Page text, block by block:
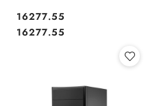
6325P NHP HDD P87455-
425
Cena:
16277.55
Cena:
16277.55